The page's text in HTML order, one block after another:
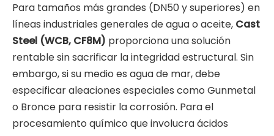
Para tamaños más grandes (DN50 y superiores) en
líneas industriales generales de agua o aceite, Cast
Steel (WCB, CF8M) proporciona una solución
rentable sin sacrificar la integridad estructural. Sin
embargo, si su medio es agua de mar, debe
especificar aleaciones especiales como Gunmetal
o Bronce para resistir la corrosión. Para el
procesamiento químico que involucra ácidos